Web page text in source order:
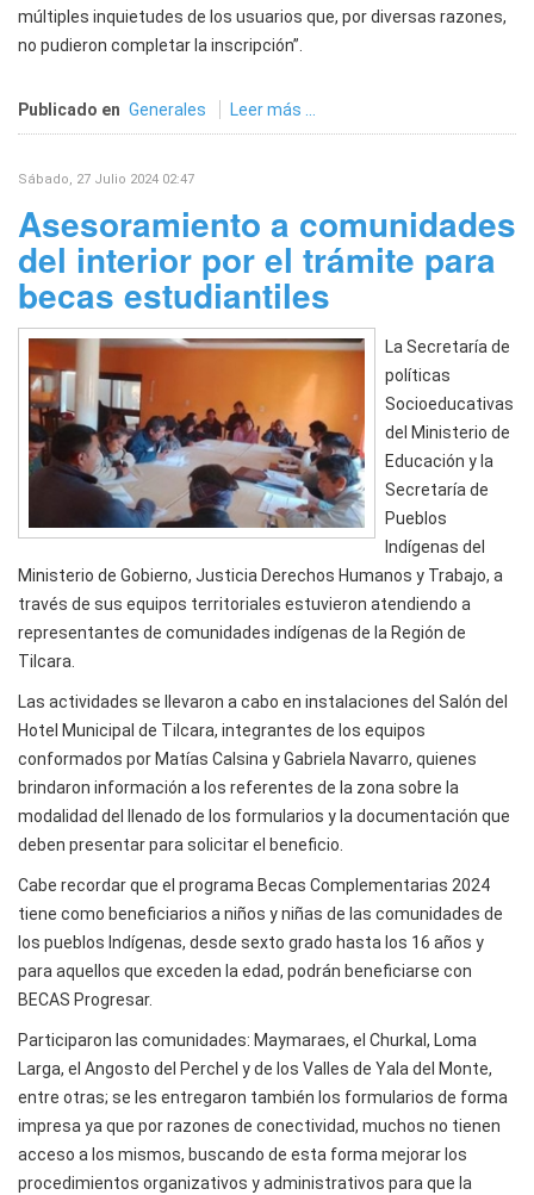
múltiples inquietudes de los usuarios que, por diversas razones,
no pudieron completar la inscripción”.
Publicado en Generales Leer más ...
Sábado, 27 Julio 2024 02:47
Asesoramiento a comunidades
del interior por el trámite para
becas estudiantiles
La Secretaría de
políticas
Socioeducativas
del Ministerio de
Educación y la
Secretaría de
Pueblos
Indígenas del
Ministerio de Gobierno, Justicia Derechos Humanos y Trabajo, a
través de sus equipos territoriales estuvieron atendiendo a
representantes de comunidades indígenas de la Región de
Tilcara.
Las actividades se llevaron a cabo en instalaciones del Salón del
Hotel Municipal de Tilcara, integrantes de los equipos
conformados por Matías Calsina y Gabriela Navarro, quienes
brindaron información a los referentes de la zona sobre la
modalidad del llenado de los formularios y la documentación que
deben presentar para solicitar el beneficio.
Cabe recordar que el programa Becas Complementarias 2024
tiene como beneficiarios a niños y niñas de las comunidades de
los pueblos Indígenas, desde sexto grado hasta los 16 años y
para aquellos que exceden la edad, podrán beneficiarse con
BECAS Progresar.
Participaron las comunidades: Maymaraes, el Churkal, Loma
Larga, el Angosto del Perchel y de los Valles de Yala del Monte,
entre otras; se les entregaron también los formularios de forma
impresa ya que por razones de conectividad, muchos no tienen
acceso a los mismos, buscando de esta forma mejorar los
procedimientos organizativos y administrativos para que la